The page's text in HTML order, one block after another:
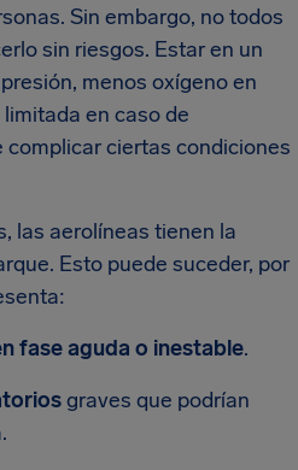
Sin embargo, no todos
sin riesgos. Estar en un
menos oxígeno en
en caso de
complicar ciertas condiciones
las aerolíneas tienen la
Esto puede suceder, por
fase aguda o inestable.
graves que podrían